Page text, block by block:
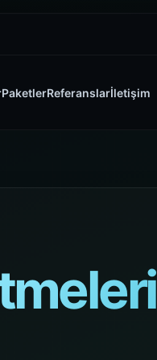
premium e-ticaret
kuruyoruz.
PaketlerReferanslarİletişim